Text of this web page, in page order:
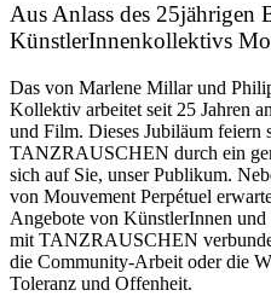
Aus Anlass des 25jährigen
KünstlerInnenkollektivs
Das von Marlene Millar und
Kollektiv arbeitet seit 25 Jahren
und Film. Dieses Jubiläum feiern
TANZRAUSCHEN durch ein
sich auf Sie, unser Publikum.
von Mouvement Perpétuel
Angebote von KünstlerInnen
mit TANZRAUSCHEN
die Community-Arbeit oder die
Toleranz und Offenheit.